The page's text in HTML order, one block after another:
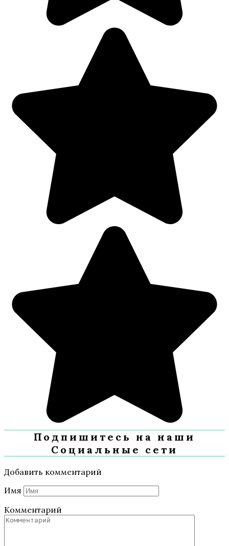
Подпишитесь на наши
Социальные сети
Добавить комментарий
Имя
Комментарий